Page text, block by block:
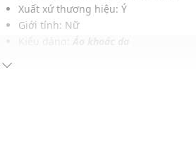
Xuất xứ thương hiệu: Ý
Giới tính: Nữ